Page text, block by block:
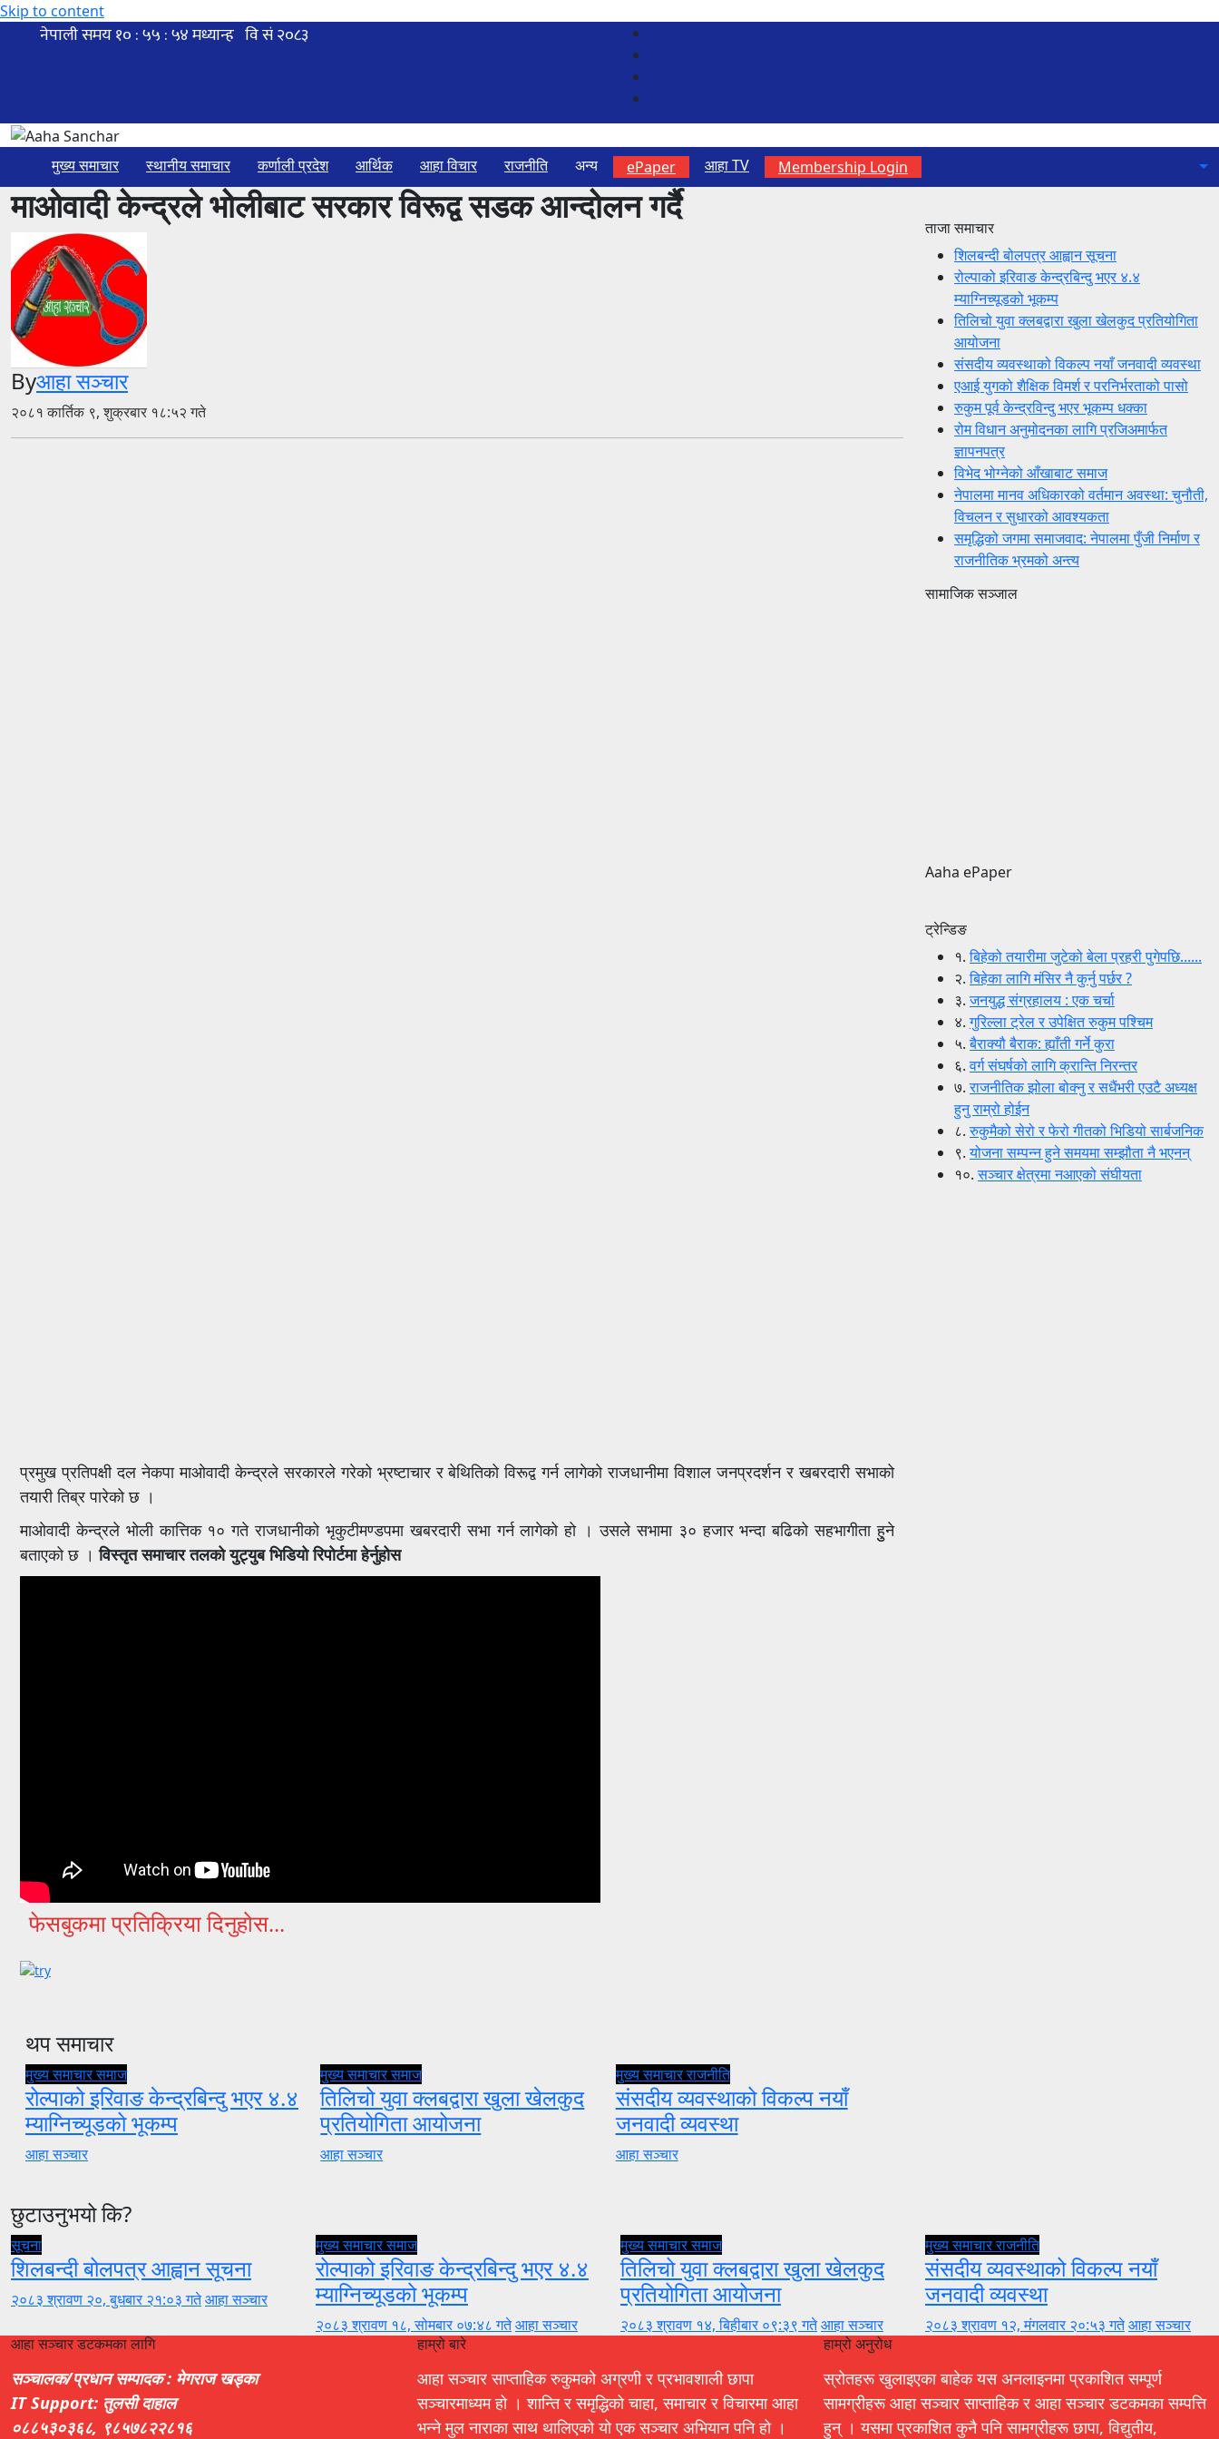
Skip to content
मुख्य समाचार स्थानीय समाचार कर्णाली प्रदेश आर्थिक आहा विचार राजनीति अन्य ePaper आहा TV Membership Login
माओवादी केन्द्रले भोलीबाट सरकार विरूद्व सडक आन्दोलन गर्दै
Byआहा सञ्चार
२०८१ कार्तिक ९, शुक्रबार १८:५२ गते
प्रमुख प्रतिपक्षी दल नेकपा माओवादी केन्द्रले सरकारले गरेको भ्रष्टाचार र बेथितिको विरूद्व गर्न लागेको राजधानीमा विशाल जनप्रदर्शन र खबरदारी सभाको
तयारी तिब्र पारेको छ ।
माओवादी केन्द्रले भोली कात्तिक १० गते राजधानीको भृकुटीमण्डपमा खबरदारी सभा गर्न लागेको हो । उसले सभामा ३० हजार भन्दा बढिको सहभागीता हुुने
बताएको छ ।विस्तृत समाचार तलको युट्युब भिडियो रिपोर्टमा हेर्नुहोस
फेसबुकमा प्रतिक्रिया दिनुहोस...
थप समाचार
मुख्य समाचारसमाज
रोल्पाको इरिवाङ केन्द्रबिन्दु भएर ४.४
म्याग्निच्यूडको भूकम्प
आहा सञ्चार
मुख्य समाचारसमाज
तिलिचो युवा क्लबद्वारा खुला खेलकुद
प्रतियोगिता आयोजना
आहा सञ्चार
मुख्य समाचारराजनीति
संसदीय व्यवस्थाको विकल्प नयाँ
जनवादी व्यवस्था
आहा सञ्चार
ताजा समाचार
शिलबन्दी बोलपत्र आह्वान सूचना
रोल्पाको इरिवाङ केन्द्रबिन्दु भएर ४.४
म्याग्निच्यूडको भूकम्प
तिलिचो युवा क्लबद्वारा खुला खेलकुद प्रतियोगिता
आयोजना
संसदीय व्यवस्थाको विकल्प नयाँ जनवादी व्यवस्था
एआई युगको शैक्षिक विमर्श र परनिर्भरताको पासो
रुकुम पूर्व केन्द्रविन्दु भएर भूकम्प धक्का
रोम विधान अनुमोदनका लागि प्रजिअमार्फत
ज्ञापनपत्र
विभेद भोग्नेको आँखाबाट समाज
नेपालमा मानव अधिकारको वर्तमान अवस्था: चुनौती,
विचलन र सुधारको आवश्यकता
समृद्धिको जगमा समाजवाद: नेपालमा पुँजी निर्माण र
राजनीतिक भ्रमको अन्त्य
सामाजिक सञ्जाल
Aaha ePaper
ट्रेन्डिङ
१.बिहेको तयारीमा जुटेको बेला प्रहरी पुगेपछि......
२.बिहेका लागि मंसिर नै कुर्नु पर्छर ?
३.जनयुद्ध संग्रहालय : एक चर्चा
४.गुरिल्ला ट्रेल र उपेक्षित रुकुम पश्चिम
५.बैराक्यौ बैराक: ह्याँती गर्ने कुरा
६.वर्ग संघर्षको लागि क्रान्ति निरन्तर
७.राजनीतिक झोला बोक्नु र सधैंभरी एउटै अध्यक्ष
हुनु राम्रो होईन
८.रुकुमैको सेरो र फेरो गीतको भिडियो सार्बजनिक
९.योजना सम्पन्न हुने समयमा सम्झौता नै भएनन्
१०.सञ्चार क्षेत्रमा नआएको संघीयता
छुटाउनुभयो कि?
सूचना
शिलबन्दी बोलपत्र आह्वान सूचना
२०८३ श्रावण २०, बुधबार २१:०३ गतेआहा सञ्चार
मुख्य समाचारसमाज
रोल्पाको इरिवाङ केन्द्रबिन्दु भएर ४.४
म्याग्निच्यूडको भूकम्प
२०८३ श्रावण १८, सोमबार ०७:४८ गतेआहा सञ्चार
मुख्य समाचारसमाज
तिलिचो युवा क्लबद्वारा खुला खेलकुद
प्रतियोगिता आयोजना
२०८३ श्रावण १४, बिहीबार ०९:३९ गतेआहा सञ्चार
मुख्य समाचारराजनीति
संसदीय व्यवस्थाको विकल्प नयाँ
जनवादी व्यवस्था
२०८३ श्रावण १२, मंगलवार २०:५३ गतेआहा सञ्चार
आहा सञ्चार डटकमका लागि
सञ्चालक/प्रधान सम्पादक : मेगराज खड्का
IT Support: तुलसी दाहाल
०८८५३०३६८, ९८५७८२२८१६
हाम्रो बारे
आहा सञ्चार साप्ताहिक रुकुमको अग्रणी र प्रभावशाली छापा
सञ्चारमाध्यम हो । शान्ति र समृद्धिको चाहा, समाचार र विचारमा आहा
भन्ने मुल नाराका साथ थालिएको यो एक सञ्चार अभियान पनि हो ।
हाम्रो अनुरोध
स्रोतहरू खुलाइएका बाहेक यस अनलाइनमा प्रकाशित सम्पूर्ण
सामग्रीहरू आहा सञ्चार साप्ताहिक र आहा सञ्चार डटकमका सम्पत्ति
हुन् । यसमा प्रकाशित कुनै पनि सामग्रीहरू छापा, विद्युतीय,